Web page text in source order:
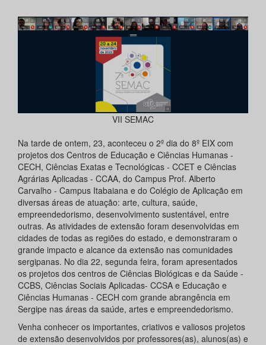
VII SEMAC
Na tarde de ontem, 23, aconteceu o 2º dia do 8º EIX com
projetos dos Centros de Educação e Ciências Humanas -
CECH, Ciências Exatas e Tecnológicas - CCET e Ciências
Agrárias Aplicadas - CCAA, do Campus Prof. Alberto
Carvalho - Campus Itabaiana e do Colégio de Aplicação em
diversas áreas de atuação: arte, cultura, saúde,
empreendedorismo, desenvolvimento sustentável, entre
outras. As atividades de extensão foram desenvolvidas em
cidades de todas as regiões do estado, e demonstraram o
grande impacto e alcance da extensão nas comunidades
sergipanas. No dia 22, segunda feira, foram apresentados
os projetos dos centros de Ciências Biológicas e da Saúde -
CCBS, Ciências Sociais Aplicadas- CCSA e Educação e
Ciências Humanas - CECH com grande abrangência em
Sergipe nas áreas da saúde, artes e empreendedorismo.
Venha conhecer os importantes, criativos e valiosos projetos
de extensão desenvolvidos por professores(as), alunos(as) e